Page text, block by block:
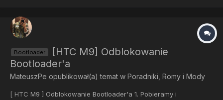
Bootloader
[HTC M9] Odblokowanie
Bootloader'a
MateuszPe opublikował(a) temat w Poradniki, Romy i Mody
[ HTC M9 ] Odblokowanie Bootloader'a 1. Pobieramy i